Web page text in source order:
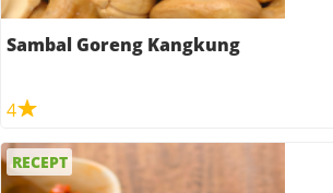
Sambal Goreng Kangkung
4
RECEPT